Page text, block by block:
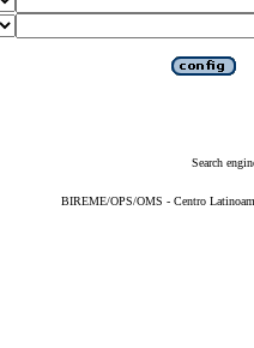
Search
BIREME/OPS/OMS - Centro